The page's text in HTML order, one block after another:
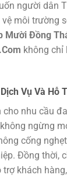
người dân
môi trường
Mười Đồng
không chỉ
Vụ Và Hỗ
nhu cầu
ngừng
cống
Đồng thời,
trợ khách